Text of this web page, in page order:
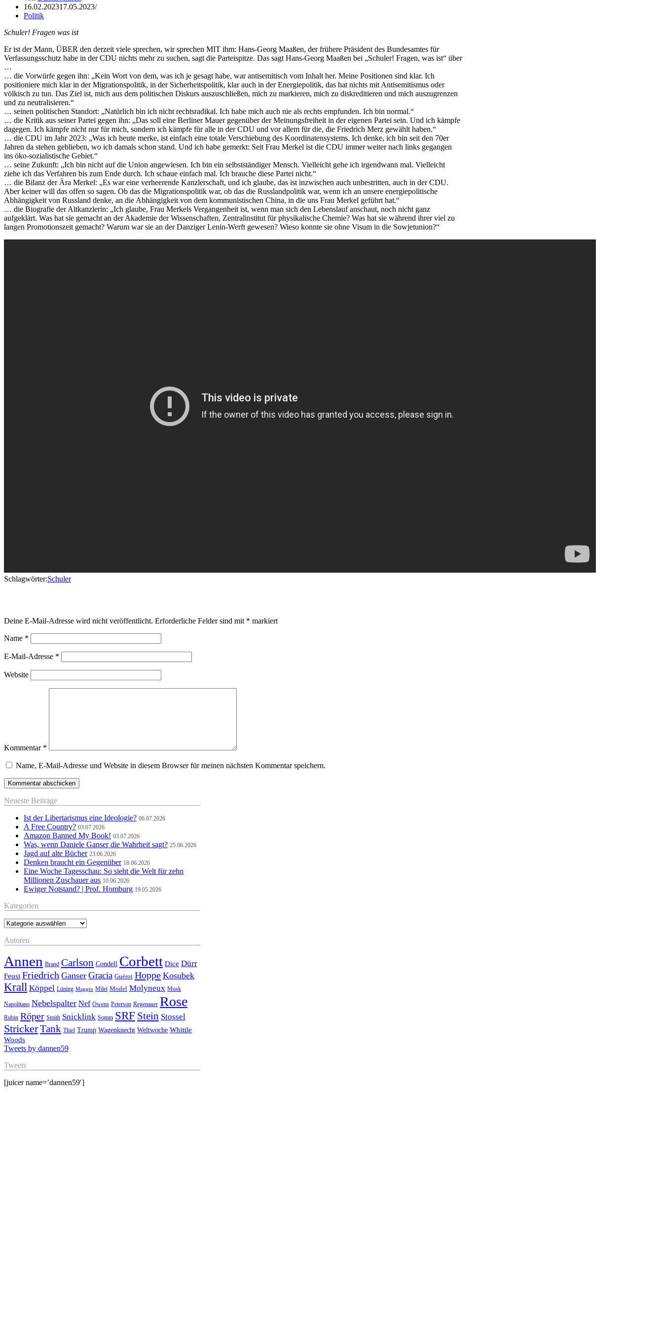
16.02.202317.05.2023
Politik
Schuler! Fragen was ist
Er ist der Mann, ÜBER den derzeit viele sprechen, wir sprechen MIT ihm: Hans-Georg Maaßen, der frühere Präsident des Bundesamtes für
Verfassungsschutz habe in der CDU nichts mehr zu suchen, sagt die Parteispitze. Das sagt Hans-Georg Maaßen bei „Schuler! Fragen, was ist“ über
…
… die Vorwürfe gegen ihn: „Kein Wort von dem, was ich je gesagt habe, war antisemitisch vom Inhalt her. Meine Positionen sind klar. Ich
positioniere mich klar in der Migrationspolitik, in der Sicherheitspolitik, klar auch in der Energiepolitik, das hat nichts mit Antisemitismus oder
völkisch zu tun. Das Ziel ist, mich aus dem politischen Diskurs auszuschließen, mich zu markieren, mich zu diskreditieren und mich auszugrenzen
und zu neutralisieren.“
… seinen politischen Standort: „Natürlich bin ich nicht rechtsradikal. Ich habe mich auch nie als rechts empfunden. Ich bin normal.“
… die Kritik aus seiner Partei gegen ihn: „Das soll eine Berliner Mauer gegenüber der Meinungsfreiheit in der eigenen Partei sein. Und ich kämpfe
dagegen. Ich kämpfe nicht nur für mich, sondern ich kämpfe für alle in der CDU und vor allem für die, die Friedrich Merz gewählt haben.“
… die CDU im Jahr 2023: „Was ich heute merke, ist einfach eine totale Verschiebung des Koordinatensystems. Ich denke, ich bin seit den 70er
Jahren da stehen geblieben, wo ich damals schon stand. Und ich habe gemerkt: Seit Frau Merkel ist die CDU immer weiter nach links gegangen
ins öko-sozialistische Gebiet.“
… seine Zukunft: „Ich bin nicht auf die Union angewiesen. Ich bin ein selbstständiger Mensch. Vielleicht gehe ich irgendwann mal. Vielleicht
ziehe ich das Verfahren bis zum Ende durch. Ich schaue einfach mal. Ich brauche diese Partei nicht.“
… die Bilanz der Ära Merkel: „Es war eine verheerende Kanzlerschaft, und ich glaube, das ist inzwischen auch unbestritten, auch in der CDU.
Aber keiner will das offen so sagen. Ob das die Migrationspolitik war, ob das die Russlandpolitik war, wenn ich an unsere energiepolitische
Abhängigkeit von Russland denke, an die Abhängigkeit von dem kommunistischen China, in die uns Frau Merkel geführt hat.“
… die Biografie der Altkanzlerin: „Ich glaube, Frau Merkels Vergangenheit ist, wenn man sich den Lebenslauf anschaut, noch nicht ganz
aufgeklärt. Was hat sie gemacht an der Akademie der Wissenschaften, Zentralinstitut für physikalische Chemie? Was hat sie während ihrer viel zu
langen Promotionszeit gemacht? Warum war sie an der Danziger Lenin-Werft gewesen? Wieso konnte sie ohne Visum in die Sowjetunion?“
Schlagwörter:Schuler
Deine E-Mail-Adresse wird nicht veröffentlicht. Erforderliche Felder sind mit * markiert
Name *
E-Mail-Adresse *
Website
Kommentar *
Name, E-Mail-Adresse und Website in diesem Browser für meinen nächsten Kommentar speichern.
Neueste Beiträge
Ist der Libertarismus eine Ideologie? 06.07.2026
A Free Country? 03.07.2026
Amazon Banned My Book! 03.07.2026
Was, wenn Daniele Ganser die Wahrheit sagt? 25.06.2026
Jagd auf alte Bücher 23.06.2026
Denken braucht ein Gegenüber 18.06.2026
Eine Woche Tagesschau: So sieht die Welt für zehn
Millionen Zuschauer aus 10.06.2026
Ewiger Notstand? | Prof. Homburg 19.05.2026
Kategorien
Kategorien
Autoren
Annen Brand Carlson Condell Corbett Dice Dürr
Feusi Friedrich Ganser Gracia Guérot Hoppe Kosubek
Krall Köppel Lüning Maggio Milei Model Molyneux Musk
Napolitano Nebelspalter Nef Owens Peterson Regenauer Rose
Rubin Röper Smith Snicklink Somm SRF Stein Stossel
StrickerTank Thiel Trump Wagenknecht Weltwoche Whittle
Woods
Tweets by dannen59
Tweets
[juicer name=’dannen59′]